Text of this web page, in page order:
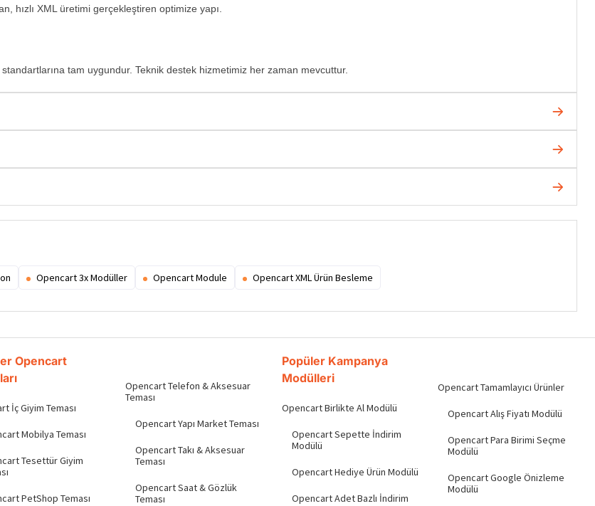
hızlı XML üretimi gerçekleştiren optimize yapı.
tam uygundur. Teknik destek hizmetimiz her zaman mevcuttur.
Opencart 3x Modüller Opencart Module Opencart XML Ürün Besleme
Opencart
İç Giyim Teması
Mobilya Teması
Tesettür Giyim
PetShop Teması
Opencart Telefon & Aksesuar
Teması
Opencart Yapı Market Teması
Opencart Takı & Aksesuar
Teması
Opencart Saat & Gözlük
Teması
Popüler Kampanya
Modülleri
Opencart Birlikte Al Modülü
Opencart Sepette İndirim
Modülü
Opencart Hediye Ürün Modülü
Opencart Adet Bazlı İndirim
Opencart Tamamlayıcı Ürünler
Opencart Alış Fiyatı Modülü
Opencart Para Birimi Seçme
Modülü
Opencart Google Önizleme
Modülü